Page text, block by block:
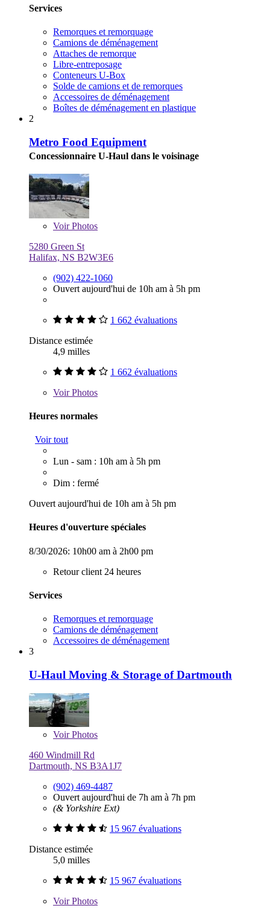
Services
Remorques et remorquage
Camions de déménagement
Attaches de remorque
Libre-entreposage
Conteneurs U-Box
Solde de camions et de remorques
Accessoires de déménagement
Boîtes de déménagement en plastique
2
Metro Food Equipment
Concessionnaire U-Haul dans le voisinage
VoirPhotos
5280 Green St
Halifax, NS B2W3E6
(902) 422-1060
Ouvert aujourd'hui de 10h am à 5h pm
1 662 évaluations
Distance estimée
4,9 milles
1 662 évaluations
VoirPhotos
Heures normales
Voir tout
Lun - sam : 10h am à 5h pm
Dim : fermé
Ouvert aujourd'hui de 10h am à 5h pm
Heures d'ouverture spéciales
8/30/2026: 10h00 am à 2h00 pm
Retour client 24 heures
Services
Remorques et remorquage
Camions de déménagement
Accessoires de déménagement
3
U-Haul Moving & Storage of Dartmouth
VoirPhotos
460 Windmill Rd
Dartmouth, NS B3A1J7
(902) 469-4487
Ouvert aujourd'hui de 7h am à 7h pm
(& Yorkshire Ext)
15 967 évaluations
Distance estimée
5,0 milles
15 967 évaluations
VoirPhotos